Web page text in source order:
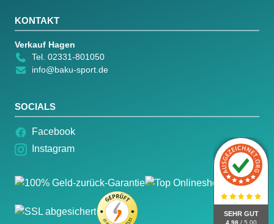
SEHR GUT
4.98 / 5.00
KONTAKT
Verkauf Hagen
Tel. 02331-801050
info@baku-sport.de
SOCIALS
Facebook
Instagram